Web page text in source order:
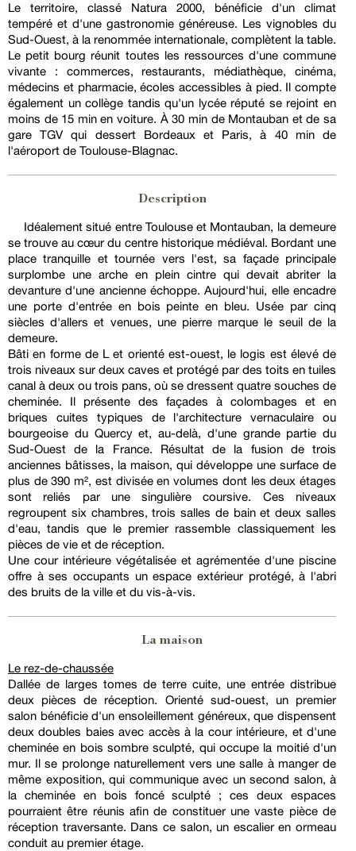
Le territoire, classé Natura 2000, bénéficie d'un climat
tempéré et d'une gastronomie généreuse. Les vignobles du
Sud-Ouest, à la renommée internationale, complètent la table.
Le petit bourg réunit toutes les ressources d'une commune
vivante : commerces, restaurants, médiathèque, cinéma,
médecins et pharmacie, écoles accessibles à pied. Il compte
également un collège tandis qu'un lycée réputé se rejoint en
moins de 15 min en voiture. À 30 min de Montauban et de sa
gare TGV qui dessert Bordeaux et Paris, à 40 min de
l'aéroport de Toulouse-Blagnac.
Description
Idéalement situé entre Toulouse et Montauban, la demeure
se trouve au cœur du centre historique médiéval. Bordant une
place tranquille et tournée vers l'est, sa façade principale
surplombe une arche en plein cintre qui devait abriter la
devanture d'une ancienne échoppe. Aujourd'hui, elle encadre
une porte d'entrée en bois peinte en bleu. Usée par cinq
siècles d'allers et venues, une pierre marque le seuil de la
demeure.
Bâti en forme de L et orienté est-ouest, le logis est élevé de
trois niveaux sur deux caves et protégé par des toits en tuiles
canal à deux ou trois pans, où se dressent quatre souches de
cheminée. Il présente des façades à colombages et en
briques cuites typiques de l'architecture vernaculaire ou
bourgeoise du Quercy et, au-delà, d'une grande partie du
Sud-Ouest de la France. Résultat de la fusion de trois
anciennes bâtisses, la maison, qui développe une surface de
plus de 390 m², est divisée en volumes dont les deux étages
sont reliés par une singulière coursive. Ces niveaux
regroupent six chambres, trois salles de bain et deux salles
d'eau, tandis que le premier rassemble classiquement les
pièces de vie et de réception.
Une cour intérieure végétalisée et agrémentée d'une piscine
offre à ses occupants un espace extérieur protégé, à l'abri
des bruits de la ville et du vis-à-vis.
La maison
Le rez-de-chaussée
Dallée de larges tomes de terre cuite, une entrée distribue
deux pièces de réception. Orienté sud-ouest, un premier
salon bénéficie d'un ensoleillement généreux, que dispensent
deux doubles baies avec accès à la cour intérieure, et d'une
cheminée en bois sombre sculpté, qui occupe la moitié d'un
mur. Il se prolonge naturellement vers une salle à manger de
même exposition, qui communique avec un second salon, à
la cheminée en bois foncé sculpté ; ces deux espaces
pourraient être réunis afin de constituer une vaste pièce de
réception traversante. Dans ce salon, un escalier en ormeau
conduit au premier étage.